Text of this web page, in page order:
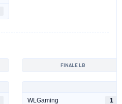
FINALE LB
WLGaming 1